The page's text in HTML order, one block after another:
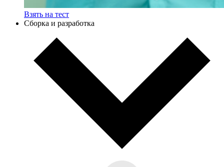
Взять на тест
Сборка и разработка